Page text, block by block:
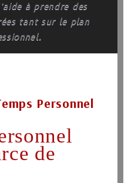
à prendre des
tant sur le plan
Personnel
de